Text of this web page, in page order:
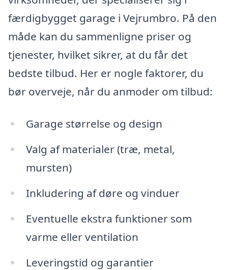
færdigbygget garage i Vejrumbro. På den
måde kan du sammenligne priser og
tjenester, hvilket sikrer, at du får det
bedste tilbud. Her er nogle faktorer, du
bør overveje, når du anmoder om tilbud:
Garage størrelse og design
Valg af materialer (træ, metal,
mursten)
Inkludering af døre og vinduer
Eventuelle ekstra funktioner som
varme eller ventilation
Leveringstid og garantier